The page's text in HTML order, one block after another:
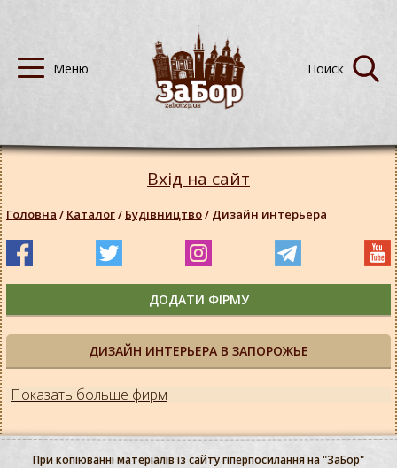
ДИЗАЙН ИНТЕРЬЕРА В ЗАПОРОЖЬЕ
Показать больше фирм
Вхід на сайт
Головна / Каталог/ Будівництво/ Дизайн интерьера
ДОДАТИ ФІРМУ
При копіюванні матеріалів із сайту гіперпосилання на "ЗаБор"